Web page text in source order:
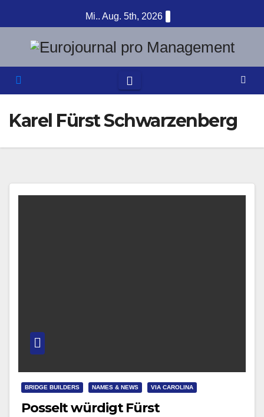
Inhalt
springen
Mi.. Aug. 5th, 2026
Karel Fürst Schwarzenberg
BRIDGE BUILDERS NAMES & NEWS VIA CAROLINA
Posselt würdigt Fürst